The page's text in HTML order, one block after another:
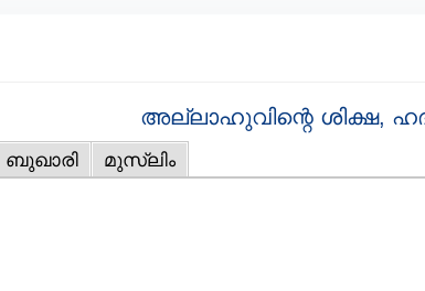
അല്ലാഹുവിന്റെ ശിക്ഷ,
ബുഖാരി മുസ്‌ലിം